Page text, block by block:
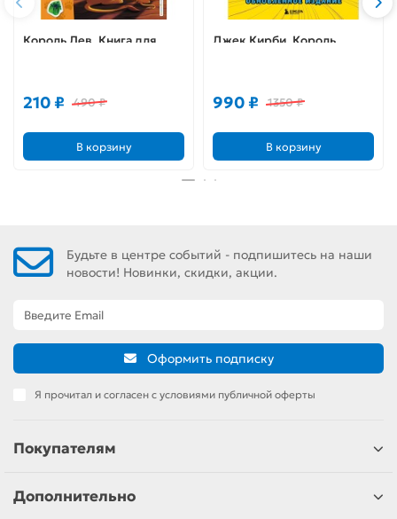
Король Лев. Книга для
210 ₽ 490 ₽
В корзину
Джек Кирби. Король
990 ₽ 1350 ₽
В корзину
Будьте в центре событий - подпишитесь на наши
новости! Новинки, скидки, акции.
Оформить подписку
Я прочитал и согласен с условиями публичной оферты
Покупателям
Дополнительно